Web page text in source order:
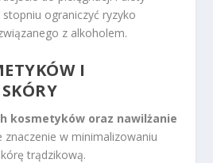
ograniczyć ryzyko
z alkoholem.
I
kosmetyków oraz nawilżanie
znaczenie w minimalizowaniu
trądzikową.